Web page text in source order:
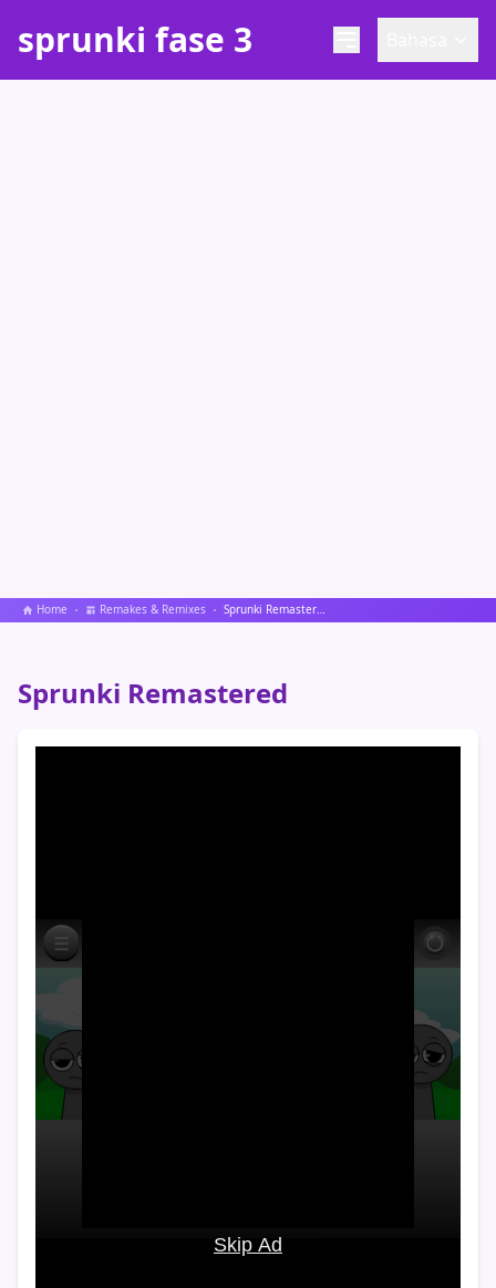
sprunki fase 3
Home Remakes & Remixes Sprunki Remastered
Sprunki Remastered